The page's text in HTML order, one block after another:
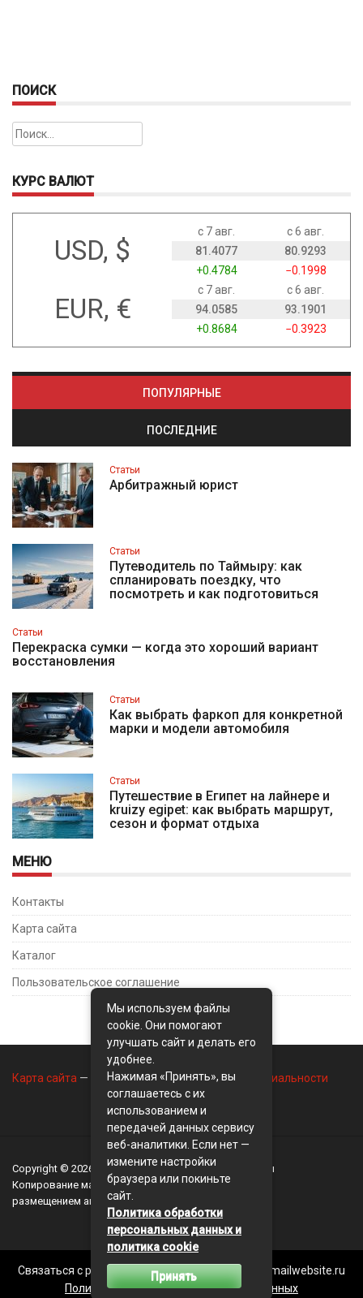
ПОИСК
Найти:
КУРС ВАЛЮТ
USD, $
с 7 авг.
с 6 авг.
81.4077
80.9293
+0.4784
−0.1998
EUR, €
с 7 авг.
с 6 авг.
94.0585
93.1901
+0.8684
−0.3923
ПОПУЛЯРНЫЕ
ПОСЛЕДНИЕ
Статьи
Арбитражный юрист
Статьи
Путеводитель по Таймыру: как
спланировать поездку, что
посмотреть и как подготовиться
Статьи
Перекраска сумки — когда это хороший вариант
восстановления
Статьи
Как выбрать фаркоп для конкретной
марки и модели автомобиля
Статьи
Путешествие в Египет на лайнере и
kruizy egipet: как выбрать маршрут,
сезон и формат отдыха
МЕНЮ
Контакты
Карта сайта
Каталог
Пользовательское соглашение
Карта сайта — Контакты— Политика конфиденциальности
Copyright © 2026 BusinessMix- Экономика и финансы
Копирование материалов разрешается, только с
размещением активной ссылки на сайт
Связаться с редакцией сайта: businessmix.ru@mailwebsite.ru
Политика обработки персональных данных
Мы используем файлы
cookie. Они помогают
улучшать сайт и делать его
удобнее.
Нажимая «Принять», вы
соглашаетесь с их
использованием и
передачей данных сервису
веб-аналитики. Если нет —
измените настройки
браузера или покиньте
сайт.
Политика обработки
персональных данных и
политика cookie
Принять